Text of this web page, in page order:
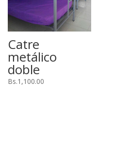
Catre
metálico
doble
Bs.1,100.00